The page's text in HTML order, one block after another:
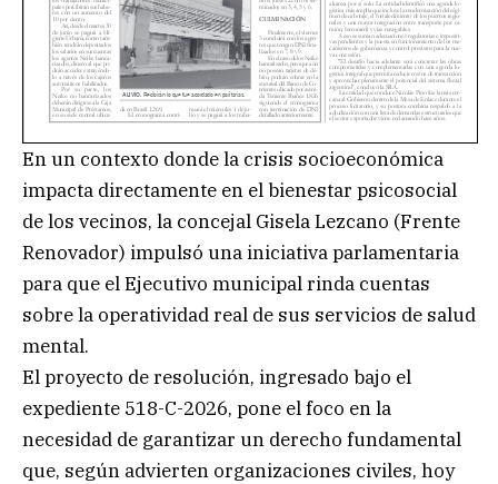
En un contexto donde la crisis socioeconómica
impacta directamente en el bienestar psicosocial
de los vecinos, la concejal Gisela Lezcano (Frente
Renovador) impulsó una iniciativa parlamentaria
para que el Ejecutivo municipal rinda cuentas
sobre la operatividad real de sus servicios de salud
mental.
El proyecto de resolución, ingresado bajo el
expediente 518-C-2026, pone el foco en la
necesidad de garantizar un derecho fundamental
que, según advierten organizaciones civiles, hoy